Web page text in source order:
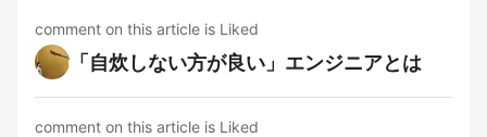
comment on this article is Liked
「自炊しない方が良い」エンジニアとは
comment on this article is Liked